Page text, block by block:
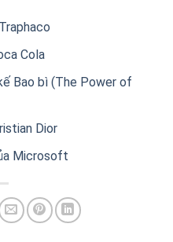
Cola
Bao bì (The Power of
Dior
Microsoft